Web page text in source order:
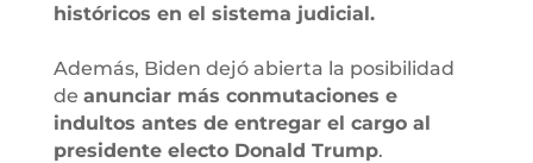
históricos en el sistema judicial.
Además, Biden dejó abierta la posibilidad
de anunciar más conmutaciones e
indultos antes de entregar el cargo al
presidente electo Donald Trump.